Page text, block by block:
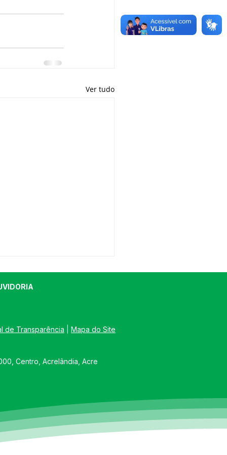
Ver tudo
junho: Dia de Corpus
de Transparência Mapa do Site
Centro, Acrelândia, Acre